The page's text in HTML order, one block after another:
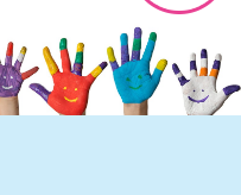
Nahoru